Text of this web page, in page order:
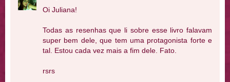
Oi Juliana!
Todas as resenhas que li sobre esse livro falavam
super bem dele, que tem uma protagonista forte e
tal. Estou cada vez mais a fim dele. Fato.
rsrs